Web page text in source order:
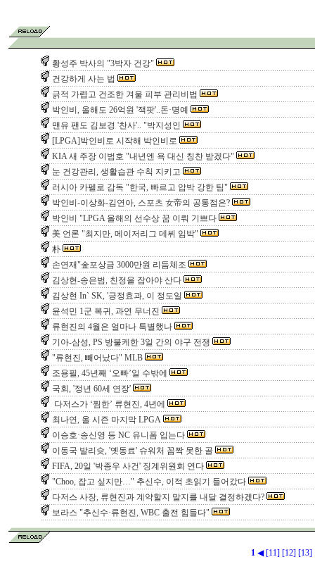
황성주 박사의 "3박자 건강"
건강하게 사는 법
긁적 가렵고 건조한 겨울 피부 관리비법
박인비, 올해도 26억원 '잭팟'..돈·명예
맨유 팬도 김보경 '찬사'.. "박지성인
[LPGA]박인비로 시작해 박인비로
KIA 새 주장 이범호 "내년엔 욕 대신 칭찬 받겠다"
눈 건강관리, 생활습관 수칙 지키고
러시아 카펠로 감독 "한국, 빠르고 압박 강한 팀"
박인비-이상화-김연아, 스포츠 女帝의 공통점은?
박인비 "LPGA 올해의 선수상 꿈 이뤄 기쁘다
美 언론 "최지만, 메이저리그 데뷔 임박"
朴
손연재"金포상금 3000만원 리듬체조
김상현-송은범, 친정을 잡아야 산다
김상현 In` SK, '긍정효과, 이 정도일
윤석민 1군 복귀, 과연 무너진
류현진의 4월은 얼마나 특별했나
기아-삼성, PS 방불케한 3일 간의 야구 전쟁
"류현진, 빼어났다" MLB
조용필, 45년째 ‘오빠’일 수밖에
국회, '정년 60세 연장'
다저스가 ‘찜한’ 류현진, 4년에
최나연, 올 시즌 마지막 LPGA
이승호·송신영 등 NC 유니폼 입는다
이동국 발리슛, '옛동료' 슈워처 꼼짝 못한 골
FIFA, 20일 '박종우 사건' 징계위원회 연다
"Choo, 잡고 싶지만…" 추신수, 이적 초읽기 들어갔다
다저스 사장, 류현진과 계약할지 말지를 내달 결정하겠다?
보라스 "추신수·류현진, WBC 출전 힘들다"
1 ◀ [11] [12] [13]